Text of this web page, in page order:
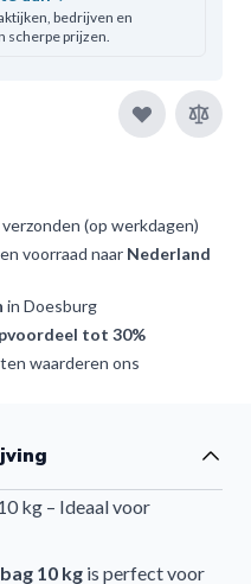
bedrijven en
scherpe prijzen.
verzonden (op werkdagen)
voorraad naar Nederland
in Doesburg
tot 30%
waarderen ons
kg – Ideaal voor
10 kg is perfect voor